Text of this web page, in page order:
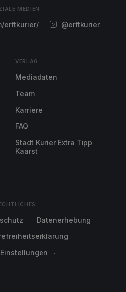
MEDIEN
erftkurier/ @erftkurier
VERLAG
Mediadaten
Team
Karriere
FAQ
Stadt Kurier Extra Tipp
Kaarst
Datenerhebung